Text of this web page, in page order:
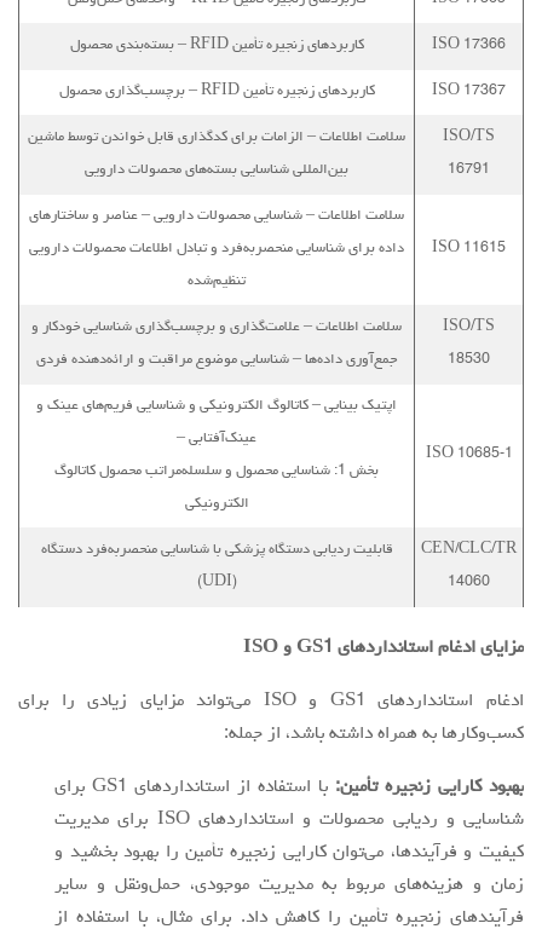
ISO 17366 کاربردهای زنجیره تأمین RFID – بسته‌بندی محصول
ISO 17367 کاربردهای زنجیره تأمین RFID – برچسب‌گذاری محصول
ISO/TS
16791
سلامت اطلاعات – الزامات برای کدگذاری قابل خواندن توسط ماشین
بین‌المللی شناسایی بسته‌های محصولات دارویی
ISO 11615
سلامت اطلاعات – شناسایی محصولات دارویی – عناصر و ساختارهای
داده برای شناسایی منحصربه‌فرد و تبادل اطلاعات محصولات دارویی
تنظیم‌شده
ISO/TS
18530
سلامت اطلاعات – علامت‌گذاری و برچسب‌گذاری شناسایی خودکار و
جمع‌آوری داده‌ها – شناسایی موضوع مراقبت و ارائه‌دهنده فردی
ISO 10685-1
اپتیک بینایی – کاتالوگ الکترونیکی و شناسایی فریم‌های عینک و
عینک‌آفتابی –
بخش 1: شناسایی محصول و سلسله‌مراتب محصول کاتالوگ
الکترونیکی
CEN/CLC/TR
14060
قابلیت ردیابی دستگاه پزشکی با شناسایی منحصربه‌فرد دستگاه
(UDI)
مزایای ادغام استانداردهای GS1 و ISO
ادغام استانداردهای GS1 و ISO می‌تواند مزایای زیادی را برای
کسب‌وکارها به همراه داشته باشد، از جمله:
بهبود کارایی زنجیره تأمین:
با استفاده از استانداردهای GS1 برای
شناسایی و ردیابی محصولات و استانداردهای ISO برای مدیریت
کیفیت و فرآیندها، می‌توان کارایی زنجیره تأمین را بهبود بخشید و
زمان و هزینه‌های مربوط به مدیریت موجودی، حمل‌ونقل و سایر
فرآیندهای زنجیره تأمین را کاهش داد. برای مثال، با استفاده از